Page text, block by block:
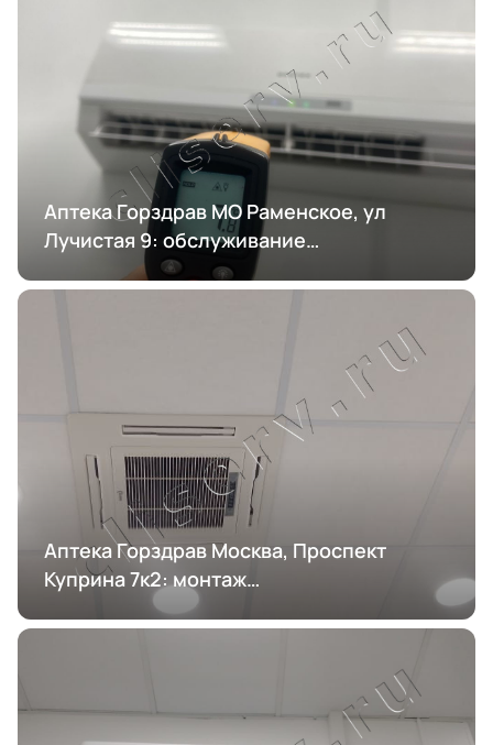
Аптека Горздрав МО Раменское, ул
Лучистая 9: обслуживание
кондиционирования
Аптека Горздрав Москва, Проспект
Куприна 7к2: монтаж
кондиционирования